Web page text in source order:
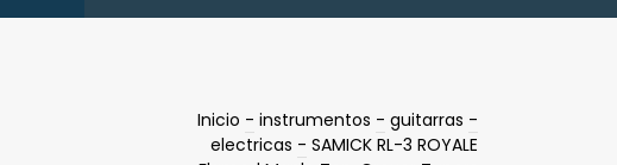
Inicio - instrumentos - guitarras -
electricas - SAMICK RL-3 ROYALE